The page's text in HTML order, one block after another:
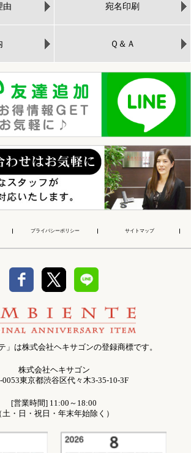
由 宛名印刷
Ｑ＆Ａ
プライバシーポリシー サイトマップ
」は株式会社ヘキサゴンの登録商標です。
株式会社ヘキサゴン
0053東京都渋谷区代々木3-35-10-3F
[営業時間] 11:00～18:00
土・日・祝日・年末年始除く）